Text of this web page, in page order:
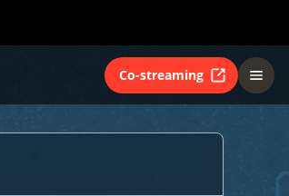
Co-streaming